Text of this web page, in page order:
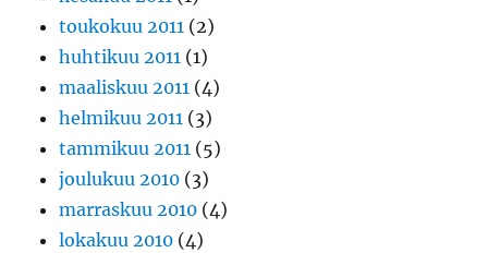
toukokuu 2011 (2)
huhtikuu 2011 (1)
maaliskuu 2011 (4)
helmikuu 2011 (3)
tammikuu 2011 (5)
joulukuu 2010 (3)
marraskuu 2010 (4)
lokakuu 2010 (4)